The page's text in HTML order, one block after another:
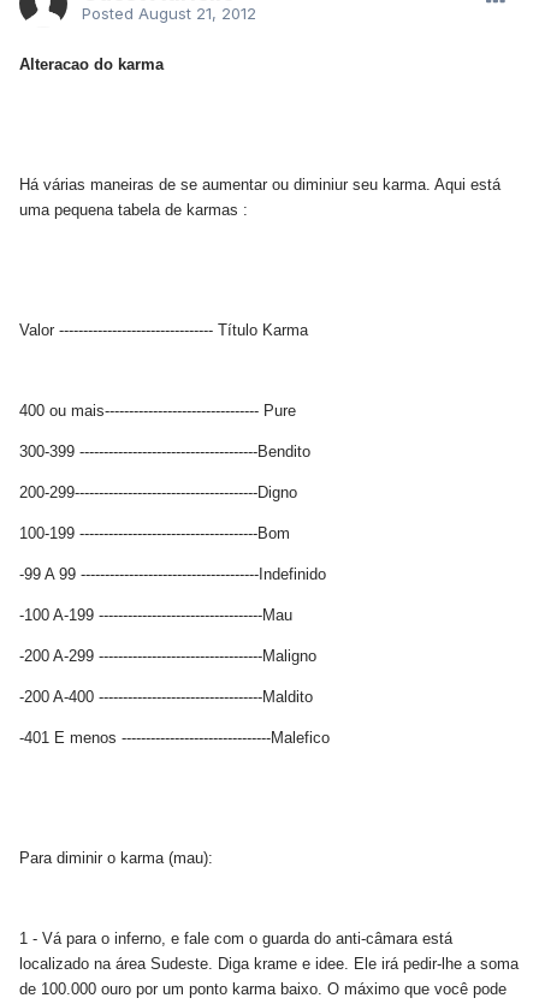
Posted August 21, 2012
Alteracao do karma
Há várias maneiras de se aumentar ou diminiur seu karma. Aqui está
uma pequena tabela de karmas :
Valor -------------------------------- Título Karma
400 ou mais-------------------------------- Pure
300-399 -------------------------------------Bendito
200-299--------------------------------------Digno
100-199 -------------------------------------Bom
-99 A 99 -------------------------------------Indefinido
-100 A-199 ----------------------------------Mau
-200 A-299 ----------------------------------Maligno
-200 A-400 ----------------------------------Maldito
-401 E menos -------------------------------Malefico
Para diminir o karma (mau):
1 - Vá para o inferno, e fale com o guarda do anti-câmara está
localizado na área Sudeste. Diga krame e idee. Ele irá pedir-lhe a soma
de 100.000 ouro por um ponto karma baixo. O máximo que você pode